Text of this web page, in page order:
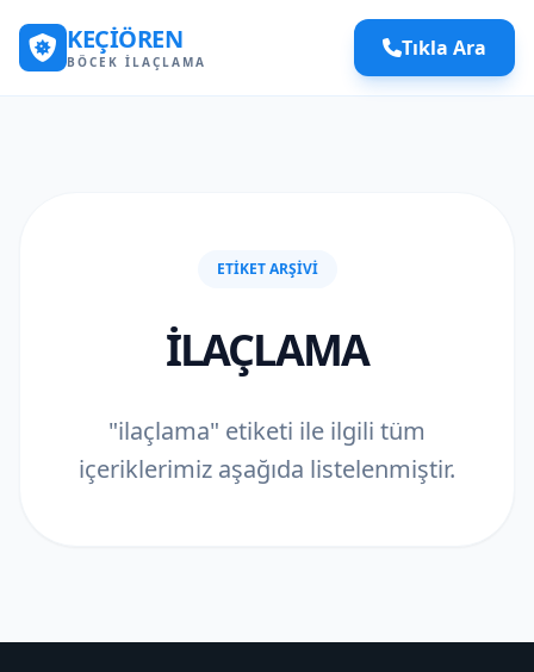
KEÇIÖREN
BÖCEK İLAÇLAMA
Tıkla Ara
ETIKET ARŞIVI
ILAÇLAMA
"ilaçlama" etiketi ile ilgili tüm
içeriklerimiz aşağıda listelenmiştir.